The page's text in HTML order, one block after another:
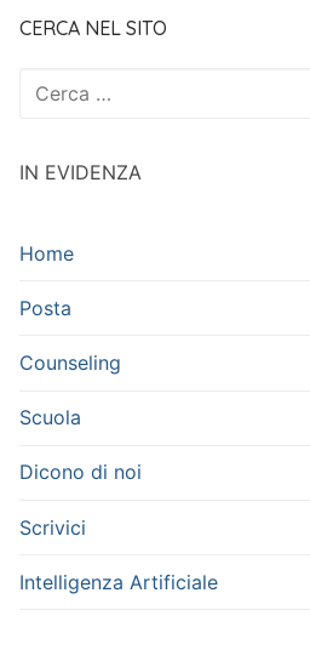
CERCA NEL SITO
Cerca:
IN EVIDENZA
Home
Posta
Counseling
Scuola
Dicono di noi
Scrivici
Intelligenza Artificiale